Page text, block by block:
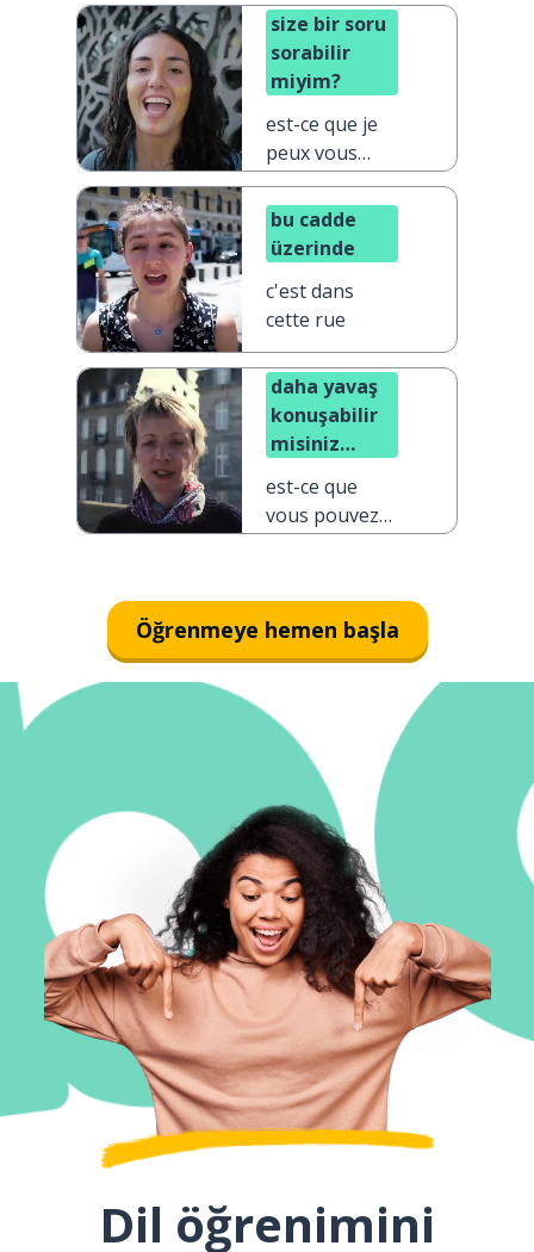
size bir soru
sorabilir
miyim?
est-ce que je
peux vous
poser une
question ?
bu cadde
üzerinde
c'est dans
cette rue
daha yavaş
konuşabilir
misiniz
est-ce que
vous pouvez
vous plaît ?
Öğrenmeye hemen başla
Dil öğrenimini